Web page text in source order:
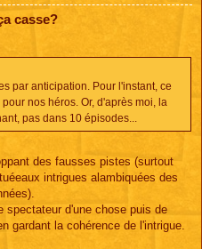
casse?
par anticipation. Pour l'instant, ce
nos héros. Or, d'après moi, la
pas dans 10 épisodes...
des fausses pistes (surtout
intrigues alambiquées des
spectateur d'une chose puis de
gardant la cohérence de l'intrigue.